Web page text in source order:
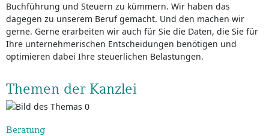
Buchführung und Steuern zu kümmern. Wir haben das
dagegen zu unserem Beruf gemacht. Und den machen wir
gerne. Gerne erarbeiten wir auch für Sie die Daten, die Sie für
Ihre unternehmerischen Entscheidungen benötigen und
optimieren dabei Ihre steuerlichen Belastungen.
Themen der Kanzlei
Beratung